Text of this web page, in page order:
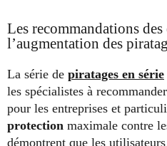
Les recommandations des
l’augmentation des
La série de piratages en série
les spécialistes à
pour les entreprises et
protection maximale contre
démontrent que les